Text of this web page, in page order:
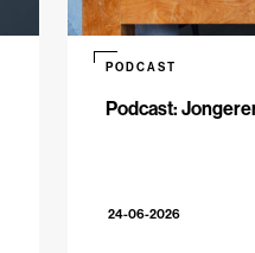
Podcast:
PODCAST
24-06-2026